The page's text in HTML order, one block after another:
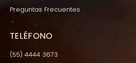
Preguntas Frecuentes
TELÉFONO
(55) 4444 3673